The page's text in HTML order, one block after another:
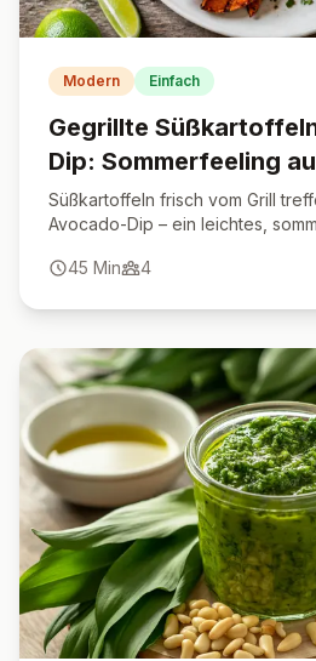
Modern Einfach
Gegrillte
Dip: Sommerfeeling
Süßkartoffeln frisch vom Grill
Avocado-Dip – ein leichtes,
45 Min 4